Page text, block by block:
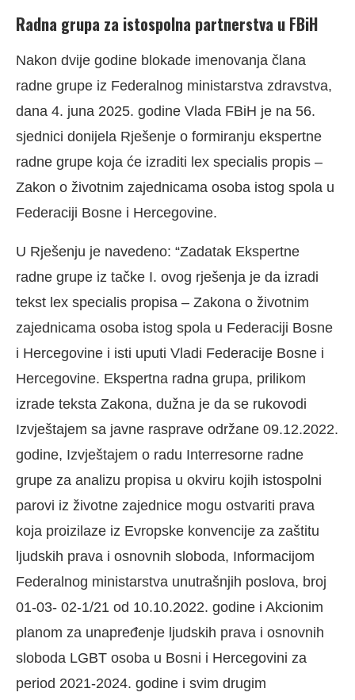
Radna grupa za istospolna partnerstva u FBiH
Nakon dvije godine blokade imenovanja člana
radne grupe iz Federalnog ministarstva zdravstva,
dana 4. juna 2025. godine Vlada FBiH je na 56.
sjednici donijela Rješenje o formiranju ekspertne
radne grupe koja će izraditi lex specialis propis –
Zakon o životnim zajednicama osoba istog spola u
Federaciji Bosne i Hercegovine.
U Rješenju je navedeno: “Zadatak Ekspertne
radne grupe iz tačke I. ovog rješenja je da izradi
tekst lex specialis propisa – Zakona o životnim
zajednicama osoba istog spola u Federaciji Bosne
i Hercegovine i isti uputi Vladi Federacije Bosne i
Hercegovine. Ekspertna radna grupa, prilikom
izrade teksta Zakona, dužna je da se rukovodi
Izvještajem sa javne rasprave održane 09.12.2022.
godine, Izvještajem o radu Interresorne radne
grupe za analizu propisa u okviru kojih istospolni
parovi iz životne zajednice mogu ostvariti prava
koja proizilaze iz Evropske konvencije za zaštitu
ljudskih prava i osnovnih sloboda, Informacijom
Federalnog ministarstva unutrašnjih poslova, broj
01-03- 02-1/21 od 10.10.2022. godine i Akcionim
planom za unapređenje ljudskih prava i osnovnih
sloboda LGBT osoba u Bosni i Hercegovini za
period 2021-2024. godine i svim drugim